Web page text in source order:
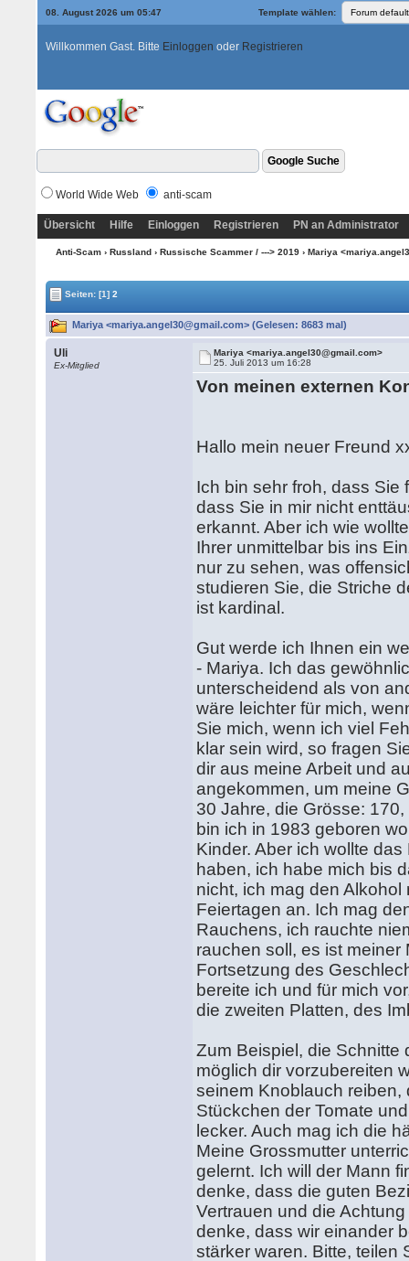
08. August 2026 um 05:47 Template wählen:
Willkommen Gast. Bitte Einloggen oder Registrieren
World Wide Web anti-scam
Übersicht Hilfe Einloggen Registrieren PN an Administrator
Anti-Scam› Russland› Russische Scammer / ---> 2019› Mariya
Seiten:[1] 2
Mariya <mariya.angel30@gmail.com> (Gelesen: 8683 mal)
Uli
Ex-Mitglied
Mariya <mariya.angel30@gmail.com>
25. Juli 2013 um 16:28
Von meinen externen
Hallo mein neuer Freund
Ich bin sehr froh, dass Sie
dass Sie in mir nicht
erkannt. Aber ich wie
Ihrer unmittelbar bis ins
nur zu sehen, was
studieren Sie, die Striche
ist kardinal.
Gut werde ich Ihnen ein
- Mariya. Ich das
unterscheidend als von
wäre leichter für mich,
Sie mich, wenn ich viel
klar sein wird, so fragen
dir aus meine Arbeit und
angekommen, um meine
30 Jahre, die Grösse:
bin ich in 1983 geboren
Kinder. Aber ich wollte
haben, ich habe mich bis
nicht, ich mag den
Feiertagen an. Ich mag
Rauchens, ich rauchte
rauchen soll, es ist
Fortsetzung des
bereite ich und für mich
die zweiten Platten, des
Zum Beispiel, die Schnitte
möglich dir vorzubereiten
seinem Knoblauch
Stückchen der Tomate
lecker. Auch mag ich die
Meine Grossmutter
gelernt. Ich will der Mann
denke, dass die guten
Vertrauen und die
denke, dass wir einander
stärker waren. Bitte, teilen